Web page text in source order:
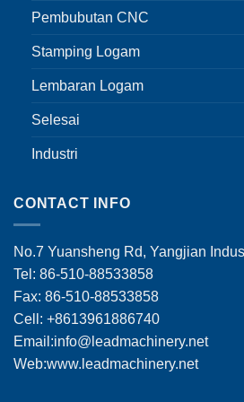
Pembubutan CNC
Stamping Logam
Lembaran Logam
Selesai
Industri
CONTACT INFO
No.7 Yuansheng Rd, Yangjian
Tel: 86-510-88533858
Fax: 86-510-88533858
Cell: +8613961886740
Email:info@leadmachinery.net
Web:www.leadmachinery.net